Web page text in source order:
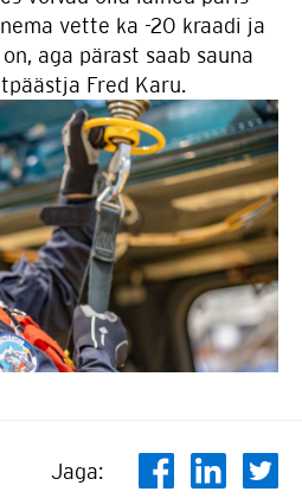
vette ka -20 kraadi ja
aga pärast saab sauna
Fred Karu.
Jaga: